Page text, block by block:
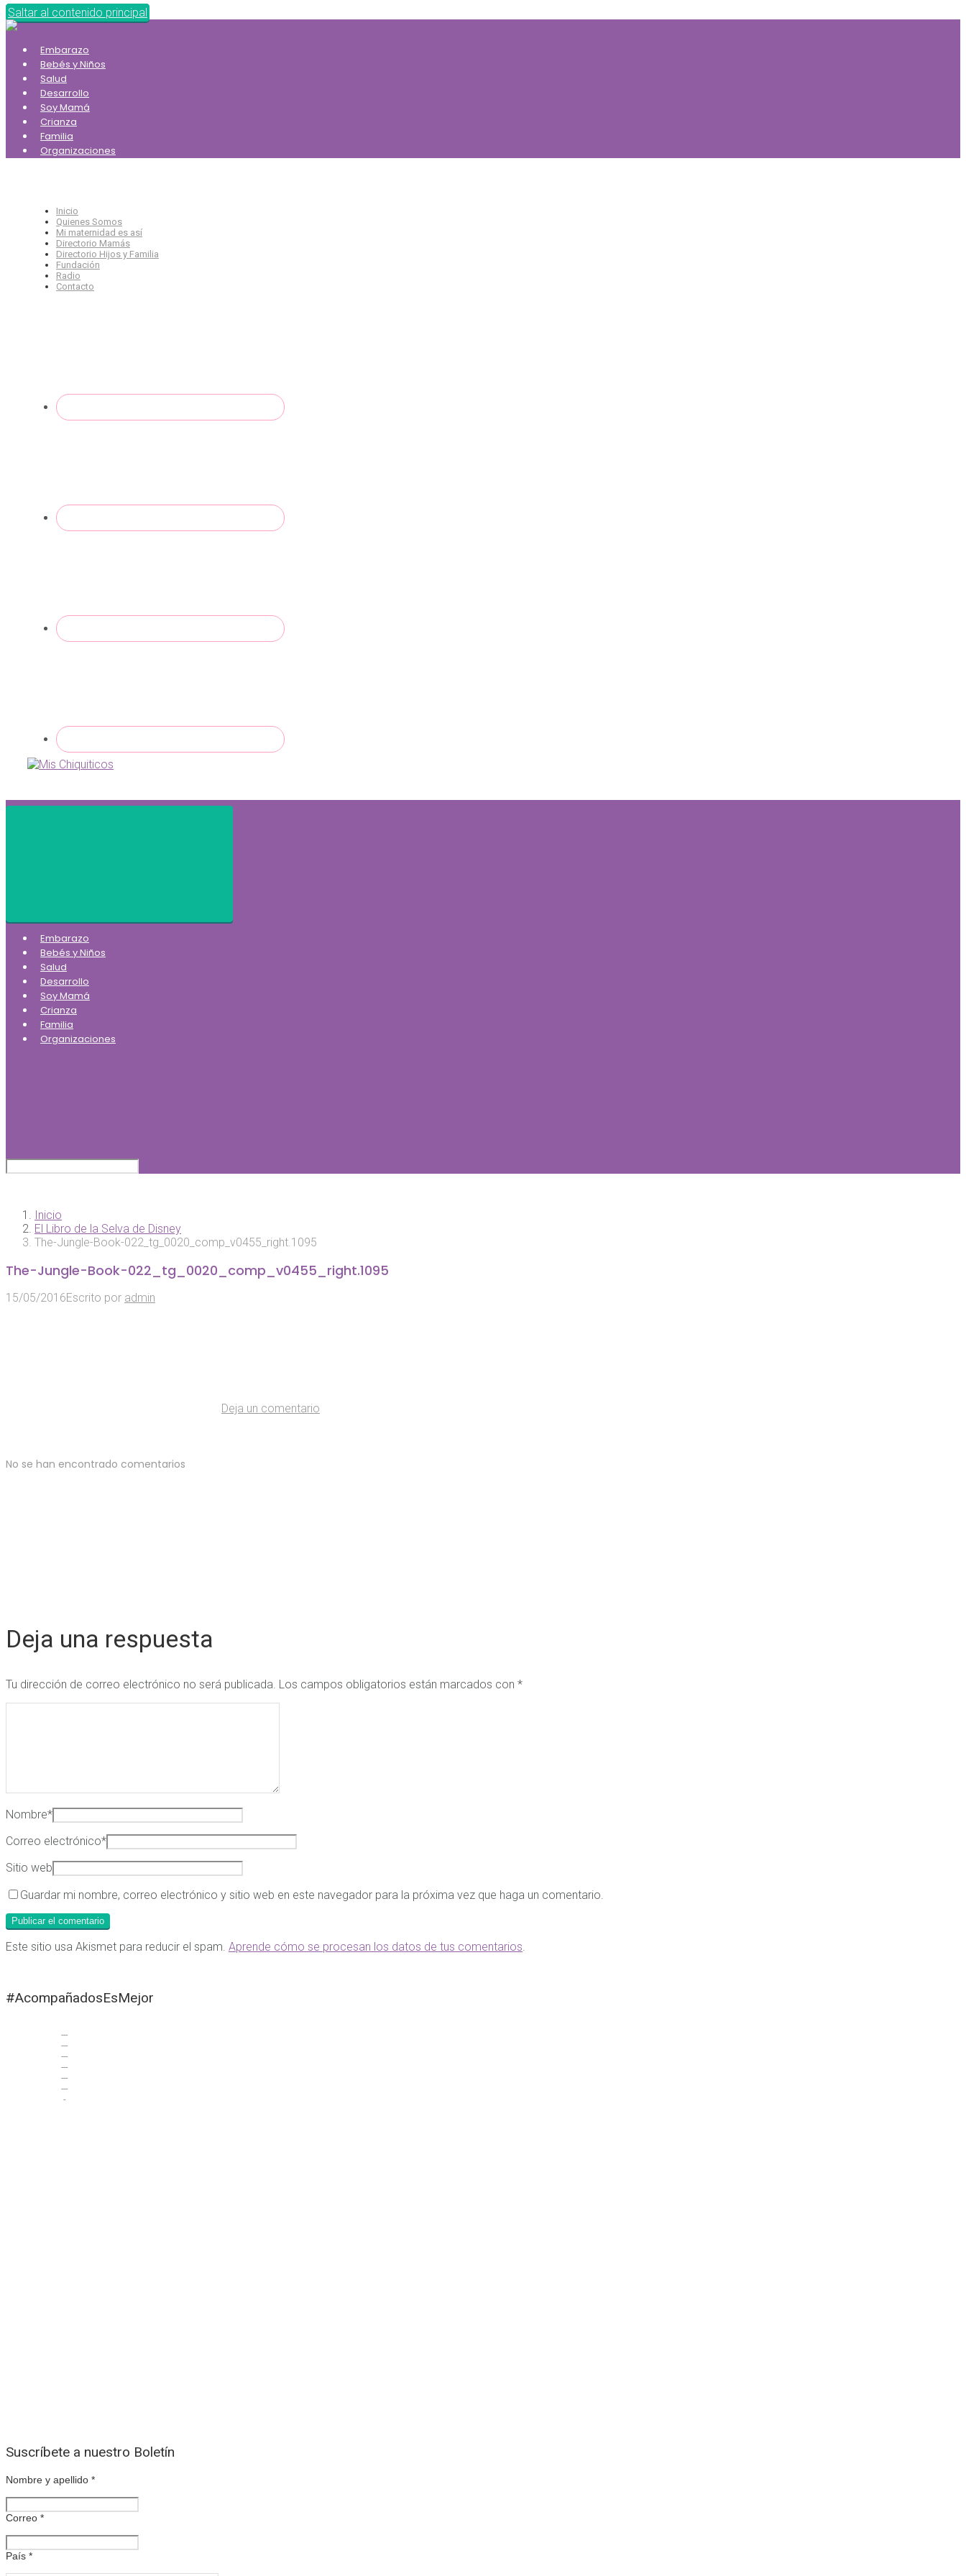
Saltar al contenido principal
Embarazo
Bebés y Niños
Salud
Desarrollo
Soy Mamá
Crianza
Familia
Organizaciones
Inicio
Quienes Somos
Mi maternidad es así
Directorio Mamás
Directorio Hijos y Familia
Fundación
Radio
Contacto
Embarazo
Bebés y Niños
Salud
Desarrollo
Soy Mamá
Crianza
Familia
Organizaciones
Inicio
El Libro de la Selva de Disney
The-Jungle-Book-022_tg_0020_comp_v0455_right.1095
The-Jungle-Book-022_tg_0020_comp_v0455_right.1095
15/05/2016Escrito por admin
Deja un comentario
No se han encontrado comentarios
Deja una respuesta
Tu dirección de correo electrónico no será publicada. Los campos obligatorios están marcados con *
Nombre*
Correo electrónico*
Sitio web
Guardar mi nombre, correo electrónico y sitio web en este navegador para la próxima vez que haga un comentario.
Este sitio usa Akismet para reducir el spam. Aprende cómo se procesan los datos de tus comentarios
#AcompañadosEsMejor
Suscríbete a nuestro Boletín
Nombre y apellido *
Correo *
País *